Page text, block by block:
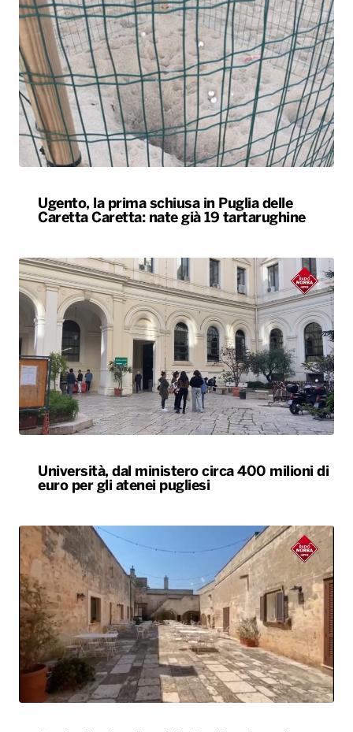
Ugento, la prima schiusa in Puglia delle
Caretta Caretta: nate già 19 tartarughine
Università, dal ministero circa 400 milioni di
euro per gli atenei pugliesi